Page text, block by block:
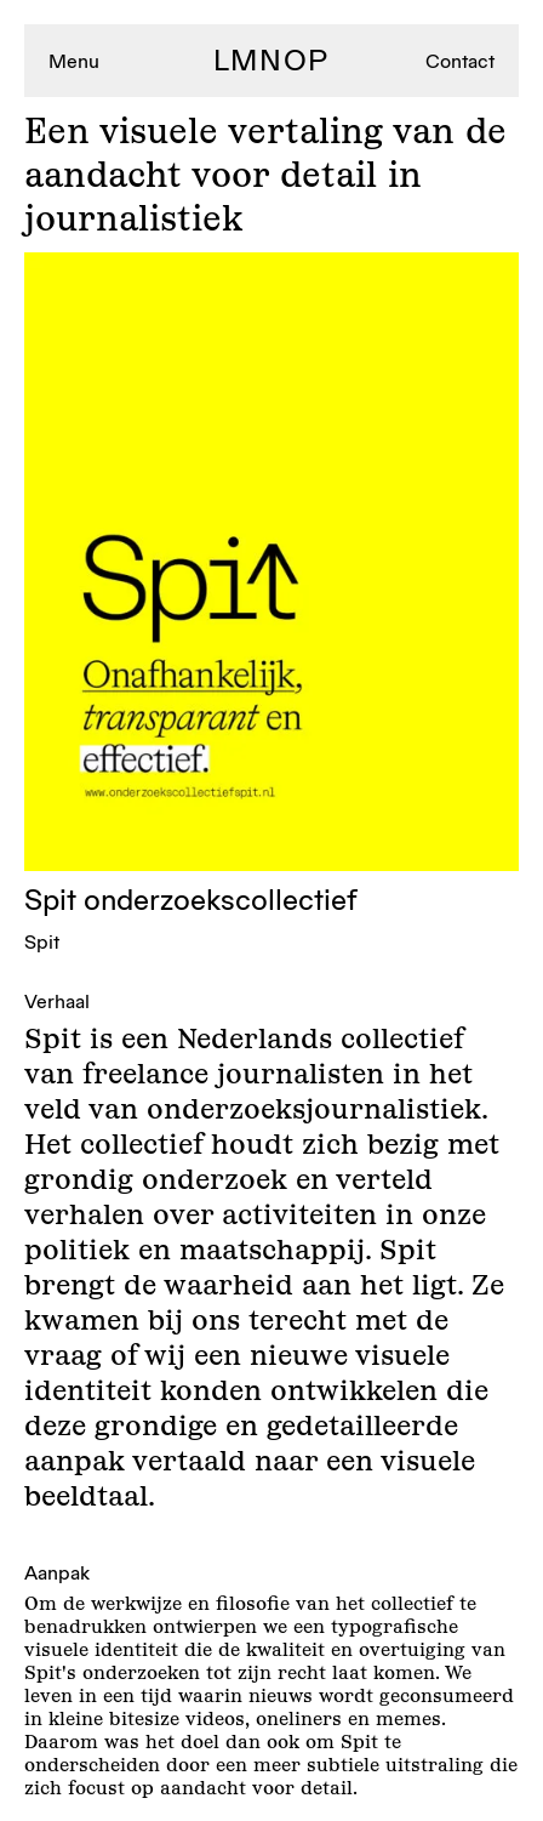
Menu LMNOP Contact
Een visuele vertaling van de
aandacht voor detail in
journalistiek
Spit onderzoekscollectief
Spit
Verhaal
Spit is een Nederlands collectief
van freelance journalisten in het
veld van onderzoeksjournalistiek.
Het collectief houdt zich bezig met
grondig onderzoek en verteld
verhalen over activiteiten in onze
politiek en maatschappij. Spit
brengt de waarheid aan het ligt. Ze
kwamen bij ons terecht met de
vraag of wij een nieuwe visuele
identiteit konden ontwikkelen die
deze grondige en gedetailleerde
aanpak vertaald naar een visuele
beeldtaal.
Aanpak
Om de werkwijze en filosofie van het collectief te
benadrukken ontwierpen we een typografische
visuele identiteit die de kwaliteit en overtuiging van
Spit's onderzoeken tot zijn recht laat komen. We
leven in een tijd waarin nieuws wordt geconsumeerd
in kleine bitesize videos, oneliners en memes.
Daarom was het doel dan ook om Spit te
onderscheiden door een meer subtiele uitstraling die
zich focust op aandacht voor detail.